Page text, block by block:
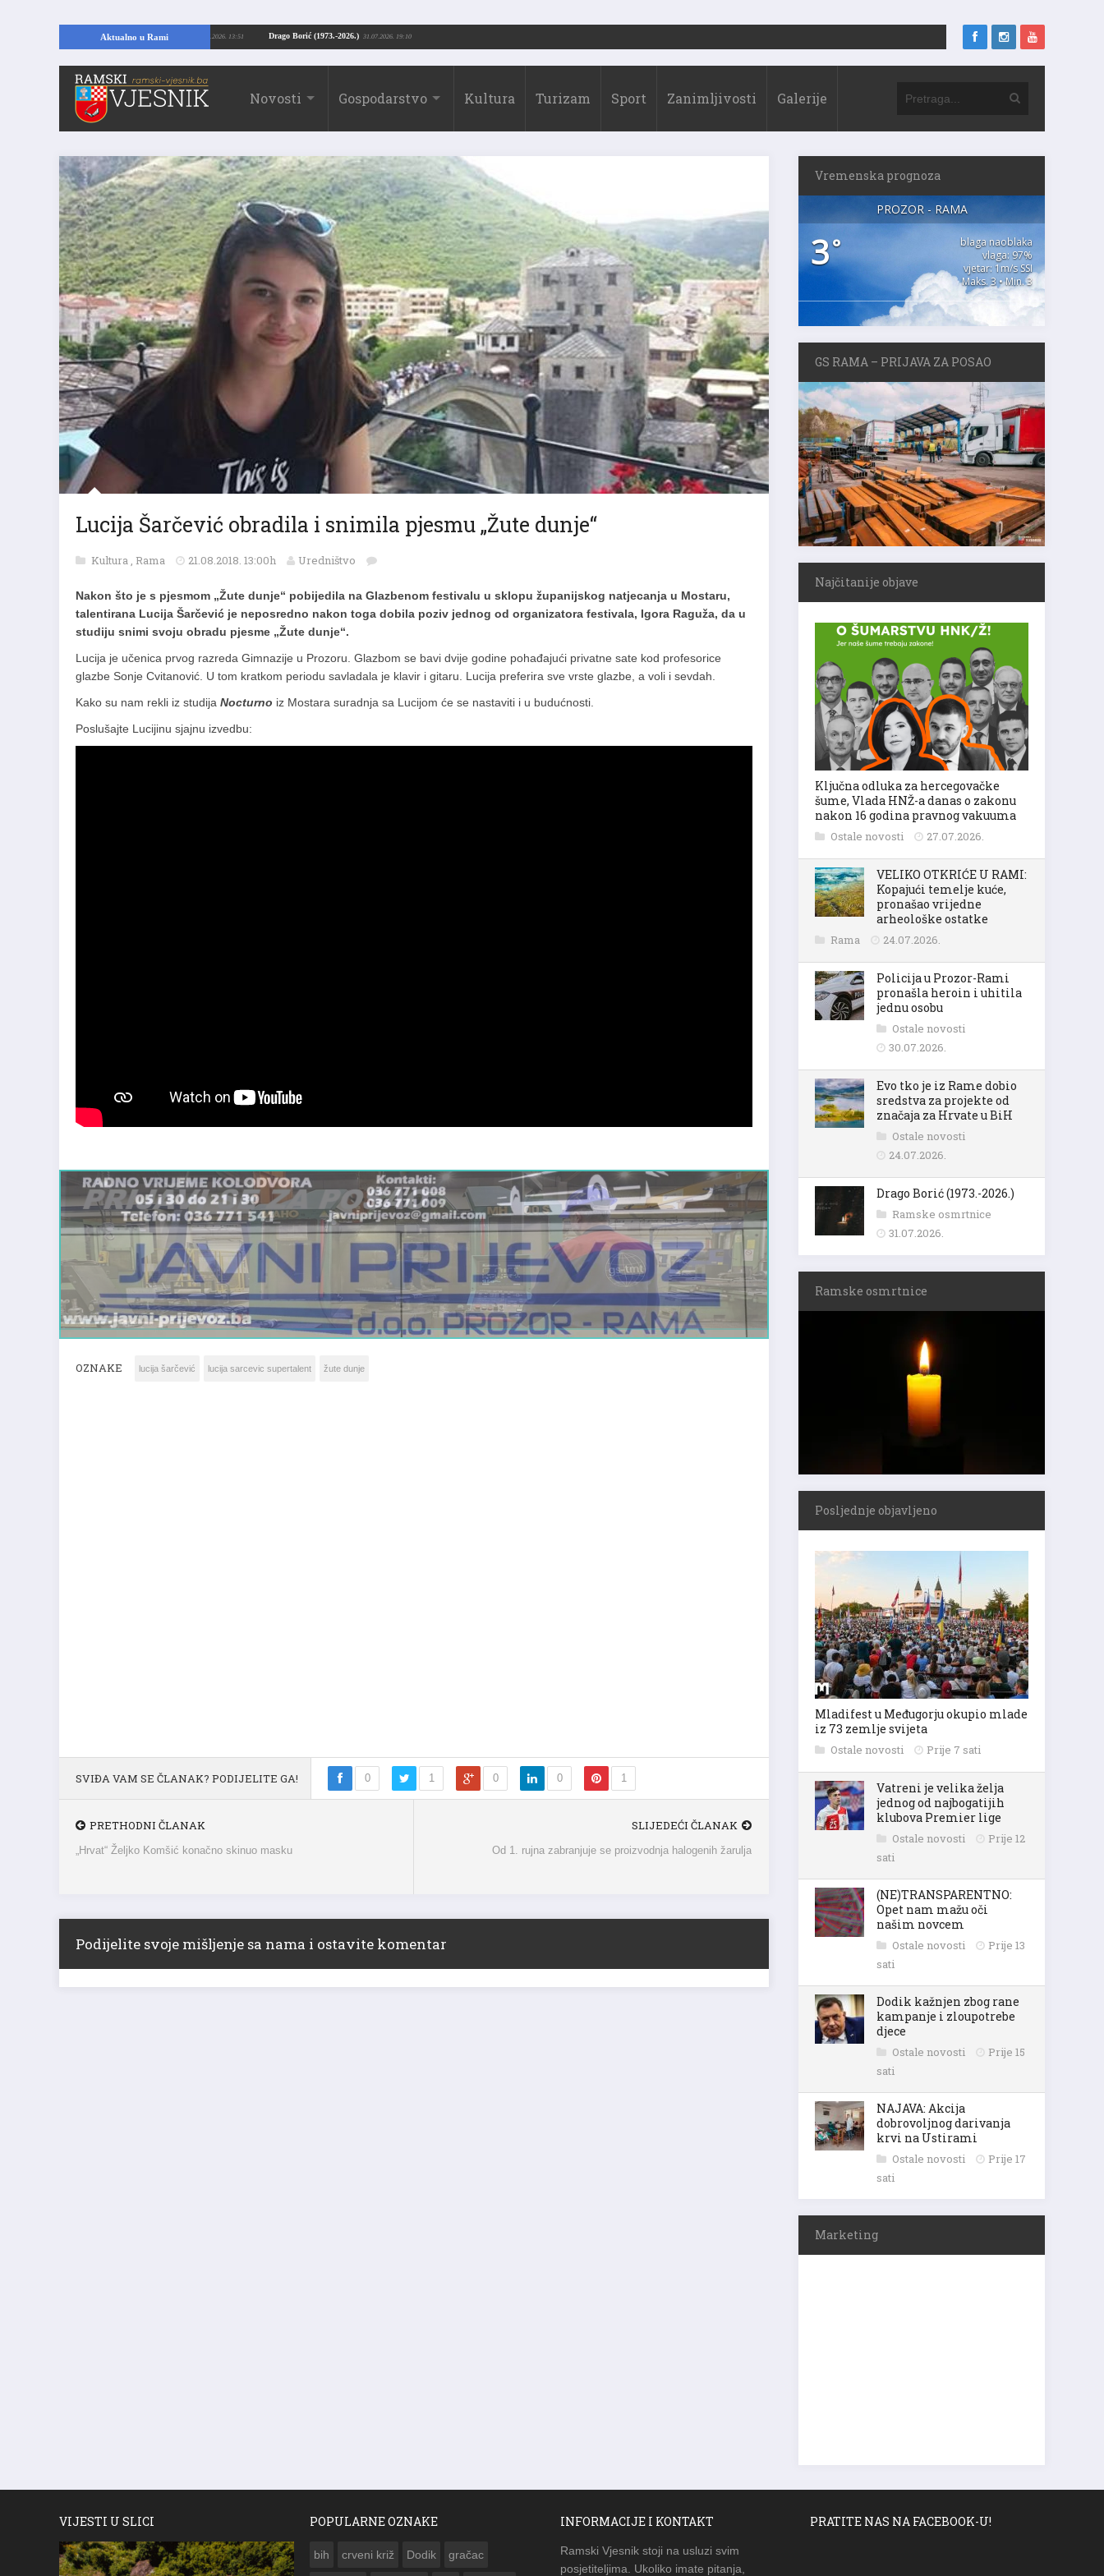
Aktualno u Rami Drago Borić (1973.-2026.) 31.07.2026. 19:10
Kopajući temelje kuće, pronašao vrijedne arheološke ostatke 24.07.2026. 13:51
Novosti Gospodarstvo Kultura Turizam Sport Zanimljivosti Galerije
Lucija Šarčević obradila i snimila pjesmu „Žute dunje“
Kultura , Rama 21.08.2018. 13:00h Uredništvo
Nakon što je s pjesmom „Žute dunje“ pobijedila na Glazbenom festivalu u sklopu županijskog natjecanja u Mostaru,
talentirana Lucija Šarčević je neposredno nakon toga dobila poziv jednog od organizatora festivala, Igora Raguža, da u
studiju snimi svoju obradu pjesme „Žute dunje“.
Lucija je učenica prvog razreda Gimnazije u Prozoru. Glazbom se bavi dvije godine pohađajući privatne sate kod profesorice
glazbe Sonje Cvitanović. U tom kratkom periodu savladala je klavir i gitaru. Lucija preferira sve vrste glazbe, a voli i sevdah.
Kako su nam rekli iz studija Nocturno iz Mostara suradnja sa Lucijom će se nastaviti i u budućnosti.
Poslušajte Lucijinu sjajnu izvedbu:
OZNAKE lucija šarčević lucija sarcevic supertalent žute dunje
SVIĐA VAM SE ČLANAK? PODIJELITE GA! 0 1 0 0 1
PRETHODNI ČLANAK
„Hrvat“ Željko Komšić konačno skinuo masku
SLIJEDEĆI ČLANAK
Od 1. rujna zabranjuje se proizvodnja halogenih žarulja
Podijelite svoje mišljenje sa nama i ostavite komentar
Vremenska prognoza
PROZOR - RAMA
3°
blaga naoblaka
vlaga: 97%
vjetar: 1m/s SSI
Maks. 3 • Min. 3
GS RAMA – PRIJAVA ZA POSAO
Najčitanije objave
Ključna odluka za hercegovačke
šume, Vlada HNŽ-a danas o zakonu
nakon 16 godina pravnog vakuuma
Ostale novosti 27.07.2026.
VELIKO OTKRIĆE U RAMI:
Kopajući temelje kuće,
pronašao vrijedne
arheološke ostatke
Rama 24.07.2026.
Policija u Prozor-Rami
pronašla heroin i uhitila
jednu osobu
Ostale novosti
30.07.2026.
Evo tko je iz Rame dobio
sredstva za projekte od
značaja za Hrvate u BiH
Ostale novosti
24.07.2026.
Drago Borić (1973.-2026.)
Ramske osmrtnice
31.07.2026.
Ramske osmrtnice
Posljednje objavljeno
Mladifest u Međugorju okupio mlade
iz 73 zemlje svijeta
Ostale novosti Prije 7 sati
Vatreni je velika želja
jednog od najbogatijih
klubova Premier lige
Ostale novosti
Prije 12
sati
(NE)TRANSPARENTNO:
Opet nam mažu oči
našim novcem
Ostale novosti
Prije 13
sati
Dodik kažnjen zbog rane
kampanje i zloupotrebe
djece
Ostale novosti
Prije 15
sati
NAJAVA: Akcija
dobrovoljnog darivanja
krvi na Ustirami
Ostale novosti
Prije 17
sati
Marketing
VIJESTI U SLICI POPULARNE OZNAKE
bih crveni križ Dodik gračac
INFORMACIJE I KONTAKT
Ramski Vjesnik stoji na usluzi svim
posjetiteljima. Ukoliko imate pitanja,
PRATITE NAS NA FACEBOOK-U!